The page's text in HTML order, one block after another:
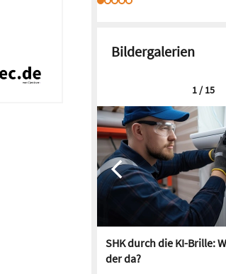
Bildergalerien
SHK durch die KI-Brille:
der da?
1 / 15